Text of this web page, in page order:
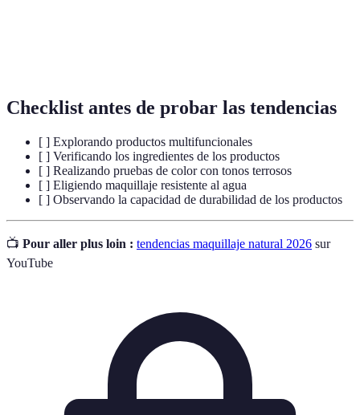
Checklist antes de probar las tendencias
[ ] Explorando productos multifuncionales
[ ] Verificando los ingredientes de los productos
[ ] Realizando pruebas de color con tonos terrosos
[ ] Eligiendo maquillaje resistente al agua
[ ] Observando la capacidad de durabilidad de los productos
📺 Pour aller plus loin : tendencias maquillaje natural 2026 sur
YouTube